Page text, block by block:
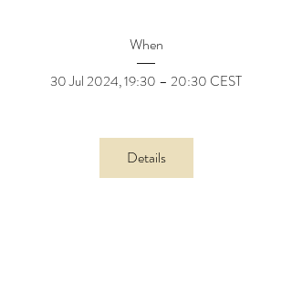
When
30 Jul 2024, 19:30 – 20:30 CEST
Details